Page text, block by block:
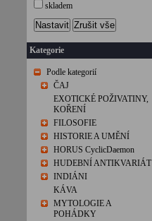
skladem
Nastavit Zrušit vše
Kategorie
Podle kategorií
ČAJ
EXOTICKÉ POŽIVATINY,
KOŘENÍ
FILOSOFIE
HISTORIE A UMĚNÍ
HORUS CyclicDaemon
HUDEBNÍ ANTIKVARIÁT
INDIÁNI
KÁVA
MYTOLOGIE A
POHÁDKY